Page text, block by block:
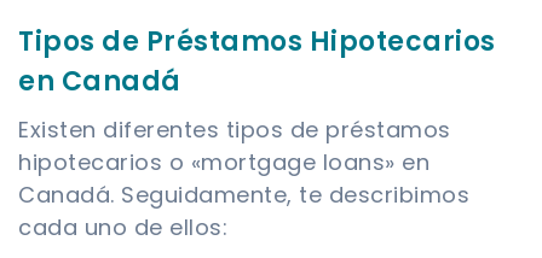
Tipos de Préstamos Hipotecarios
en Canadá
Existen diferentes tipos de préstamos
hipotecarios o «mortgage loans» en
Canadá. Seguidamente, te describimos
cada uno de ellos: